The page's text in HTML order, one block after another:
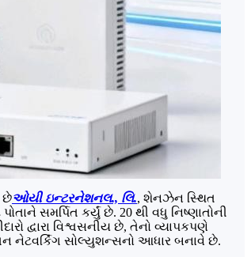
છેઓયી ઇન્ટરનેશનલ., લિ., શેનઝેન સ્થિત
સમર્પિત કર્યું છે. 20 થી વધુ નિષ્ણાતોની
દ્વારા વિશ્વસનીય છે, તેનો વ્યાપકપણે
નેટવર્કિંગ સોલ્યુશન્સનો આધાર બનાવે છે.